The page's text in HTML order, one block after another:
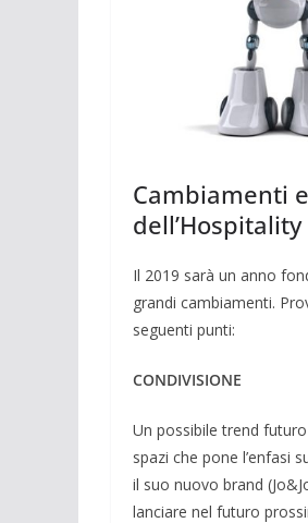
Cambiamenti
dell’Hospitality
Il 2019 sarà un anno
grandi cambiamenti.
seguenti punti:
CONDIVISIONE
Un possibile trend
spazi che pone l’enfasi
il suo nuovo brand
lanciare nel futuro